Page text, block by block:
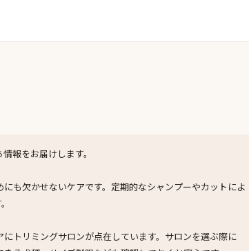
報をお届けします。
も欠かせないケアです。定期的なシャンプーやカットによ
トリミングサロンが点在しています。サロンを選ぶ際に